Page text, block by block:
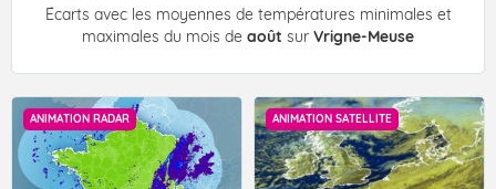
Écarts avec les moyennes de températures minimales et
maximales du mois de août sur Vrigne-Meuse
ANIMATION RADAR ANIMATION SATELLITE